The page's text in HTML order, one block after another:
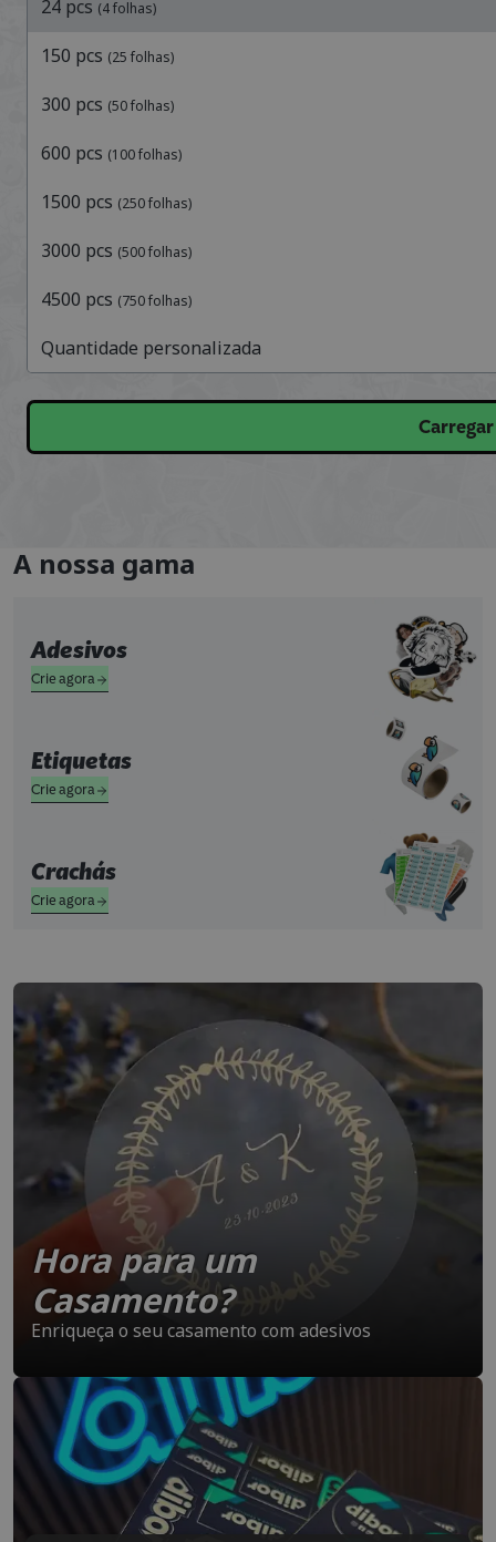
24 pcs (4folhas)
150 pcs (25 folhas)
300 pcs (50folhas)
600 pcs (100folhas)
1500 pcs (250folhas)
3000 pcs (500folhas)
4500 pcs (750folhas)
Quantidade personalizada
A nossa gama
Adesivos
Crie agora
Etiquetas
Crie agora
Crachás
Crie agora
Hora para um
Casamento?
Enriqueça o seu casamento com adesivos